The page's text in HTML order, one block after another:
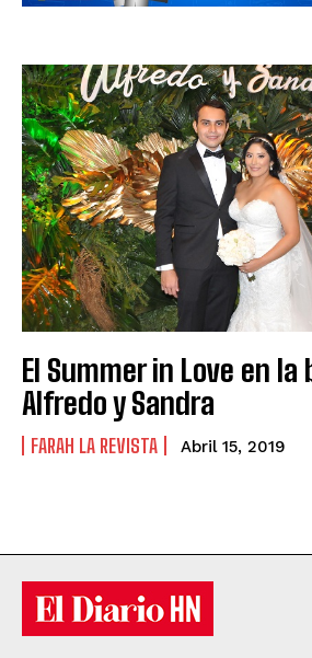
El Summer in Love en la
Alfredo y Sandra
FARAH LA REVISTA Abril 15, 2019